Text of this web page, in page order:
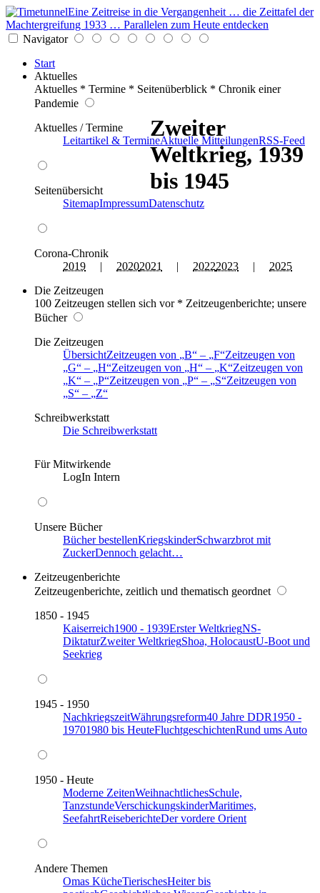
Eine Zeitreise in die Vergangenheit … die Zeittafel der
Machtergreifung 1933 … Parallelen zum Heute entdecken
Navigator
Start
Aktuelles
Aktuelles * Termine * Seitenüberblick * Chronik einer
Pandemie
Aktuelles / Termine
Leitartikel & TermineAktuelle MitteilungenRSS-Feed
Seitenübersicht
SitemapImpressumDatenschutz
Corona-Chronik
2019 | 20202021 | 20222023 | 2025
Die Zeitzeugen
100 Zeitzeugen stellen sich vor * Zeitzeugenberichte; unsere
Bücher
Die Zeitzeugen
ÜbersichtZeitzeugen von B – F Zeitzeugen von
G
– H Zeitzeugen von H – K Zeitzeugen von
K
– P Zeitzeugen von P – S Zeitzeugen von
S
–
Z
Schreibwerkstatt
Die Schreibwerkstatt
Für Mitwirkende
LogIn Intern
Unsere Bücher
Bücher bestellenKriegskinderSchwarzbrot mit
ZuckerDennoch gelacht…
Zeitzeugenberichte
Zeitzeugenberichte, zeitlich und thematisch geordnet
1850 - 1945
Kaiserreich1900 - 1939Erster WeltkriegNS-
DiktaturZweiter WeltkriegShoa, HolocaustU-Boot und
Seekrieg
1945 - 1950
NachkriegszeitWährungsreform40 Jahre DDR1950 -
19701980 bis HeuteFluchtgeschichtenRund ums Auto
1950 - Heute
Moderne ZeitenWeihnachtlichesSchule,
TanzstundeVerschickungskinderMaritimes,
SeefahrtReiseberichteDer vordere Orient
Andere Themen
Omas KücheTierischesHeiter bis
Zweiter
Weltkrieg, 1939
bis 1945